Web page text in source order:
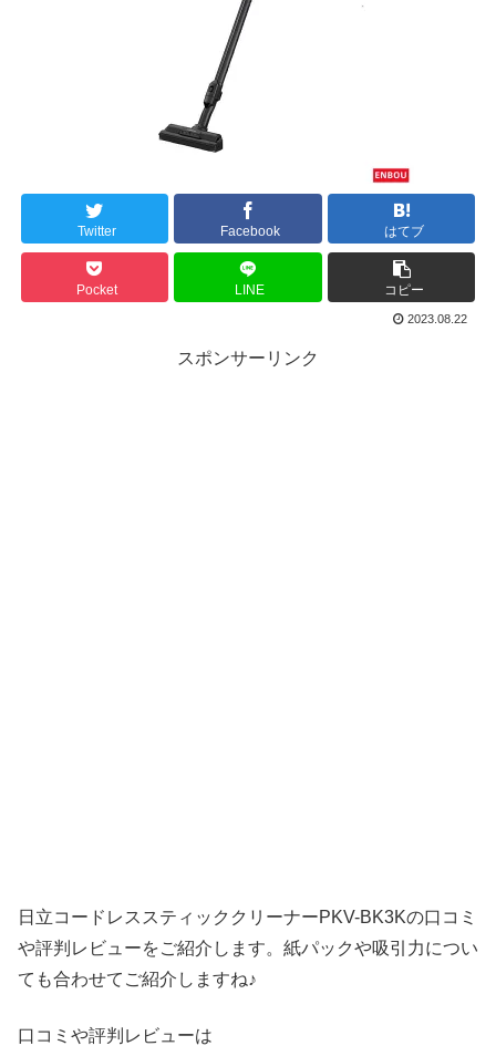
Twitter Facebook はてブ
Pocket LINE コピー
2023.08.22
スポンサーリンク
日立コードレススティッククリーナーPKV-BK3Kの口コミ
や評判レビューをご紹介します。紙パックや吸引力につい
ても合わせてご紹介しますね♪
口コミや評判レビューは